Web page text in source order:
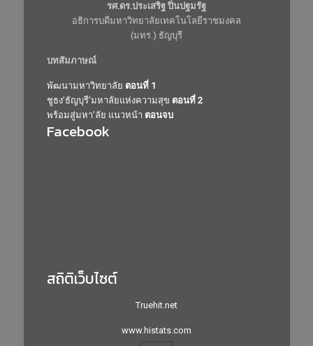
รศ.ดร.ประเสริฐ ปิ่นปฐมรัฐ
อธิการบดีมหาวิทยาลัยเทคโนโลยีราชมงคล
(มทร.) ธัญบุรี
บทสัมภาษณ์
พัฒนามหาวิทยาลัย ตอนที่ 1
ชูธง’ธัญบุรี’มหาลัยแห่งความสุข ตอนที่ 2
พร้อมสู่มหา’ลัย แนวหน้า ตอนจบ
Facebook
สถิติเว็บไซต์
Truehit.net
www.histats.com